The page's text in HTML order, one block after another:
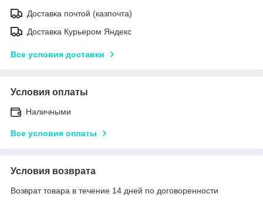
Доставка почтой (казпочта)
Доставка Курьером Яндекс
Все условия доставки
Условия оплаты
Наличными
Все условия оплаты
Условия возврата
Возврат товара в течение 14 дней по договоренности